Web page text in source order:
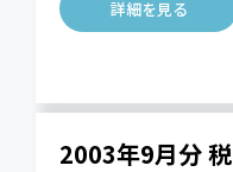
詳細を見る
2003年9月分 税